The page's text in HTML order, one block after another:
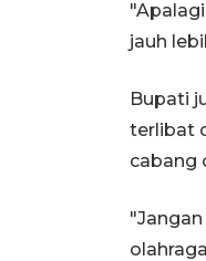
jauh
Bupati
terlibat
cabang